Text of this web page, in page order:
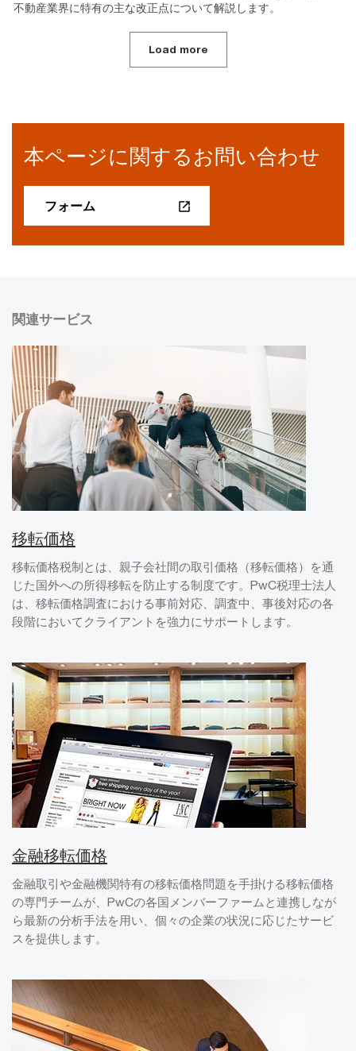
不動産業界に特有の主な改正点について解説します。
Load more
本ページに関するお問い合わせ
フォーム
関連サービス
移転価格
移転価格税制とは、親子会社間の取引価格（移転価格）を通
じた国外への所得移転を防止する制度です。PwC税理士法人
は、移転価格調査における事前対応、調査中、事後対応の各
段階においてクライアントを強力にサポートします。
金融移転価格
金融取引や金融機関特有の移転価格問題を手掛ける移転価格
の専門チームが、PwCの各国メンバーファームと連携しなが
ら最新の分析手法を用い、個々の企業の状況に応じたサービ
スを提供します。